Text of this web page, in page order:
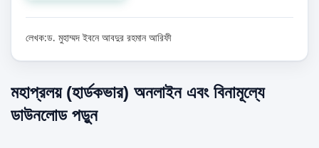
লেখক:ড. মুহাম্মদ ইবনে আবদুর রহমান আরিফী
মহাপ্রলয় (হার্ডকভার) অনলাইন এবং বিনামূল্যে
ডাউনলোড পড়ুন